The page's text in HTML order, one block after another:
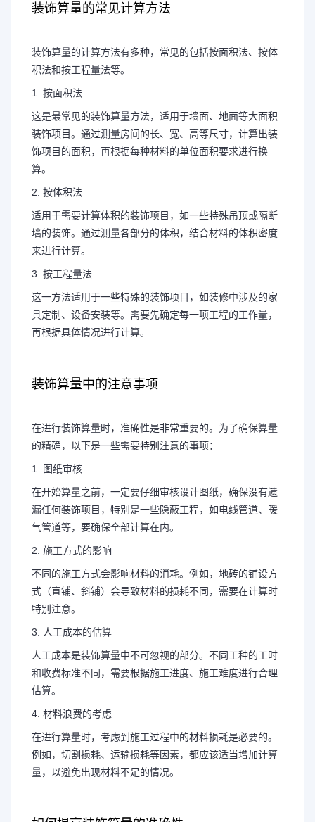
装饰算量的常见计算方法
装饰算量的计算方法有多种，常见的包括按面积法、按体
积法和按工程量法等。
1. 按面积法
这是最常见的装饰算量方法，适用于墙面、地面等大面积
装饰项目。通过测量房间的长、宽、高等尺寸，计算出装
饰项目的面积，再根据每种材料的单位面积要求进行换
算。
2. 按体积法
适用于需要计算体积的装饰项目，如一些特殊吊顶或隔断
墙的装饰。通过测量各部分的体积，结合材料的体积密度
来进行计算。
3. 按工程量法
这一方法适用于一些特殊的装饰项目，如装修中涉及的家
具定制、设备安装等。需要先确定每一项工程的工作量，
再根据具体情况进行计算。
装饰算量中的注意事项
在进行装饰算量时，准确性是非常重要的。为了确保算量
的精确，以下是一些需要特别注意的事项：
1. 图纸审核
在开始算量之前，一定要仔细审核设计图纸，确保没有遗
漏任何装饰项目，特别是一些隐蔽工程，如电线管道、暖
气管道等，要确保全部计算在内。
2. 施工方式的影响
不同的施工方式会影响材料的消耗。例如，地砖的铺设方
式（直铺、斜铺）会导致材料的损耗不同，需要在计算时
特别注意。
3. 人工成本的估算
人工成本是装饰算量中不可忽视的部分。不同工种的工时
和收费标准不同，需要根据施工进度、施工难度进行合理
估算。
4. 材料浪费的考虑
在进行算量时，考虑到施工过程中的材料损耗是必要的。
例如，切割损耗、运输损耗等因素，都应该适当增加计算
量，以避免出现材料不足的情况。